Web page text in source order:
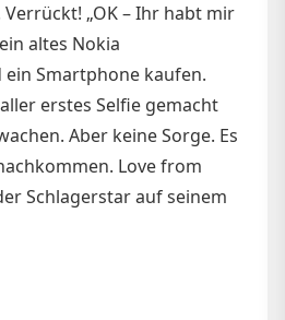
„OK – Ihr habt mir
altes Nokia
Smartphone kaufen.
erstes Selfie gemacht
Aber keine Sorge. Es
Love from
Schlagerstar auf seinem